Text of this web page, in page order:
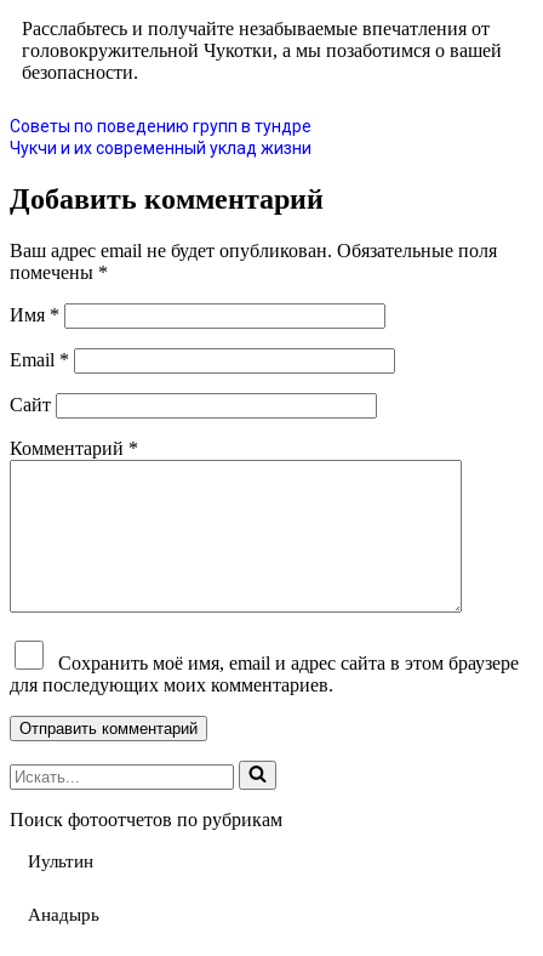
Расслабьтесь и получайте незабываемые впечатления от
головокружительной Чукотки, а мы позаботимся о вашей
безопасности.
Советы по поведению групп в тундре
Чукчи и их современный уклад жизни
Добавить комментарий
Ваш адрес email не будет опубликован. Обязательные поля
помечены *
Имя *
Email *
Сайт
Комментарий *
Сохранить моё имя, email и адрес сайта в этом браузере
для последующих моих комментариев.
Поиск фотоотчетов по рубрикам
Иультин
Анадырь